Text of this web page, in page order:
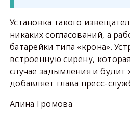
Установка такого
никаких согласований, а
батарейки типа «крона».
встроенную сирену,
случае задымления и будит
добавляет глава пресс-
Алина Громова